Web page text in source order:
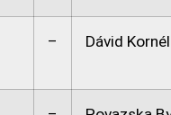
– Dávid